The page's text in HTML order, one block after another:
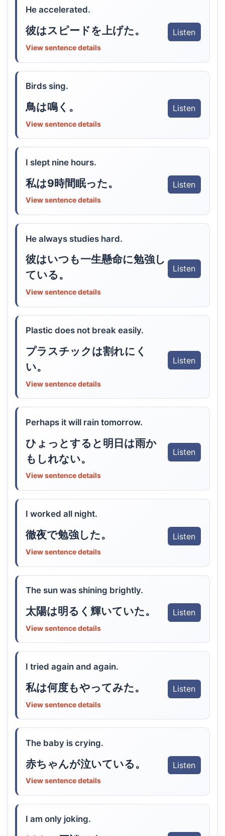
He accelerated.
彼はスピードを上げた。 Listen
View sentence details
Birds sing.
鳥は鳴く。 Listen
View sentence details
I slept nine hours.
私は9時間眠った。 Listen
View sentence details
He always studies hard.
彼はいつも一生懸命に勉強し
ている。
Listen
View sentence details
Plastic does not break easily.
プラスチックは割れにく
い。
Listen
View sentence details
Perhaps it will rain tomorrow.
ひょっとすると明日は雨か
もしれない。
Listen
View sentence details
I worked all night.
徹夜で勉強した。 Listen
View sentence details
The sun was shining brightly.
太陽は明るく輝いていた。 Listen
View sentence details
I tried again and again.
私は何度もやってみた。 Listen
View sentence details
The baby is crying.
赤ちゃんが泣いている。 Listen
View sentence details
I am only joking.